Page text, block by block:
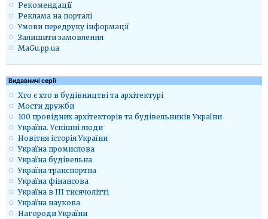
Рекомендації
Реклама на порталі
Умови передруку інформації
Залишити замовлення
MaGu.pp.ua
Видавничі серії
Хто є хто в будівництві та архітектурі
Мости дружби
100 провідних архітекторів та будівельників України
Україна. Успішні люди
Новітня історія України
Україна промислова
Україна будівельна
Україна транспортна
Україна фінансова
Україна в ІІІ тисячолітті
Україна наукова
Нагороди України